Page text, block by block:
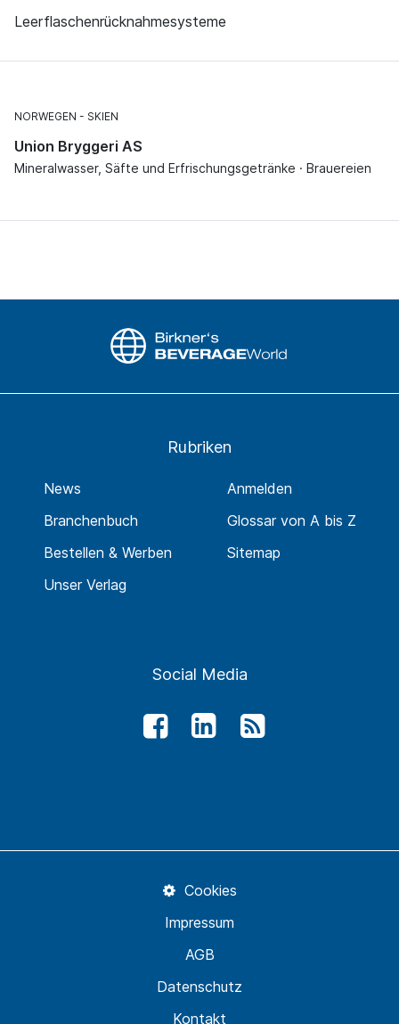
Leerflaschenrücknahmesysteme
NORWEGEN SKIEN
Union Bryggeri AS
Mineralwasser, Säfte und Erfrischungsgetränke · Brauereien
Rubriken
News
Branchenbuch
Bestellen & Werben
Unser Verlag
Anmelden
Glossar von A bis Z
Sitemap
Social Media
Kontakt
Datenschutz
AGB
Impressum
Cookies